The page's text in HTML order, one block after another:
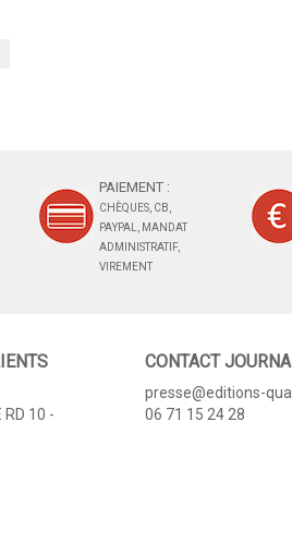
PAIEMENT :
CHÈQUES, CB,
PAYPAL, MANDAT
ADMINISTRATIF,
VIREMENT
10 -
CONTACT
presse@editions-
06 71 15 24 28